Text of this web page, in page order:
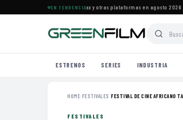
EN TENDENCIA
Principales estrenos de HBO Max y otras plataformas en agosto 2026
ESTRENOS SERIES INDUSTRIA
HOME›FESTIVALES ›FESTIVAL DE CINE AFRICANO
FESTIVALES